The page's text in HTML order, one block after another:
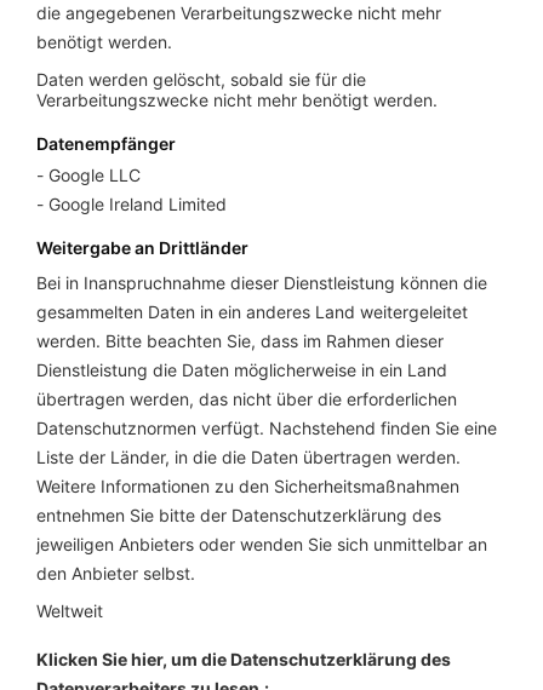
die angegebenen Verarbeitungszwecke nicht mehr
benötigt werden.
Daten werden gelöscht, sobald sie für die
Verarbeitungszwecke nicht mehr benötigt werden.
Datenempfänger
Google LLC
Google Ireland Limited
Weitergabe an Drittländer
Bei in Inanspruchnahme dieser Dienstleistung können die
gesammelten Daten in ein anderes Land weitergeleitet
werden. Bitte beachten Sie, dass im Rahmen dieser
Dienstleistung die Daten möglicherweise in ein Land
übertragen werden, das nicht über die erforderlichen
Datenschutznormen verfügt. Nachstehend finden Sie eine
Liste der Länder, in die die Daten übertragen werden.
Weitere Informationen zu den Sicherheitsmaßnahmen
entnehmen Sie bitte der Datenschutzerklärung des
jeweiligen Anbieters oder wenden Sie sich unmittelbar an
den Anbieter selbst.
Weltweit
Klicken Sie hier, um die Datenschutzerklärung des